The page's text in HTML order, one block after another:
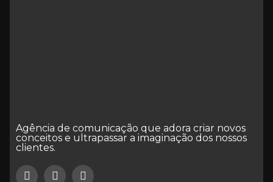
Agência de comunicação que adora criar novos
conceitos e ultrapassar a imaginação dos nossos
clientes.